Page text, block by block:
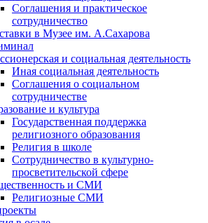
Соглашения и практическое
сотрудничество
в Музее им. А.Сахарова
и социальная деятельность
Иная социальная деятельность
Соглашения о социальном
сотрудничестве
и культура
Государственная поддержка
религиозного образования
Религия в школе
Сотрудничество в культурно-
просветительской сфере
и СМИ
Религиозные СМИ